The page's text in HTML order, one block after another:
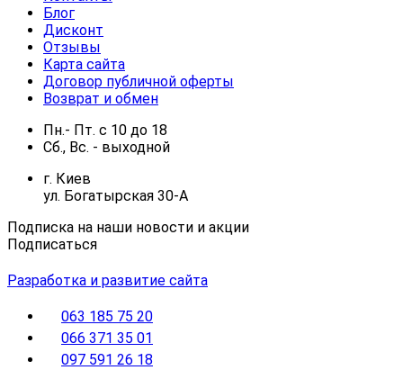
Блог
Дисконт
Отзывы
Карта сайта
Договор публичной оферты
Возврат и обмен
Пн.- Пт. с 10 до 18
Сб., Вс. - выходной
г. Киев
ул. Богатырская 30-А
Подписка на наши новости и акции
Подписаться
Разработка и развитие сайта
063 185 75 20
066 371 35 01
097 591 26 18